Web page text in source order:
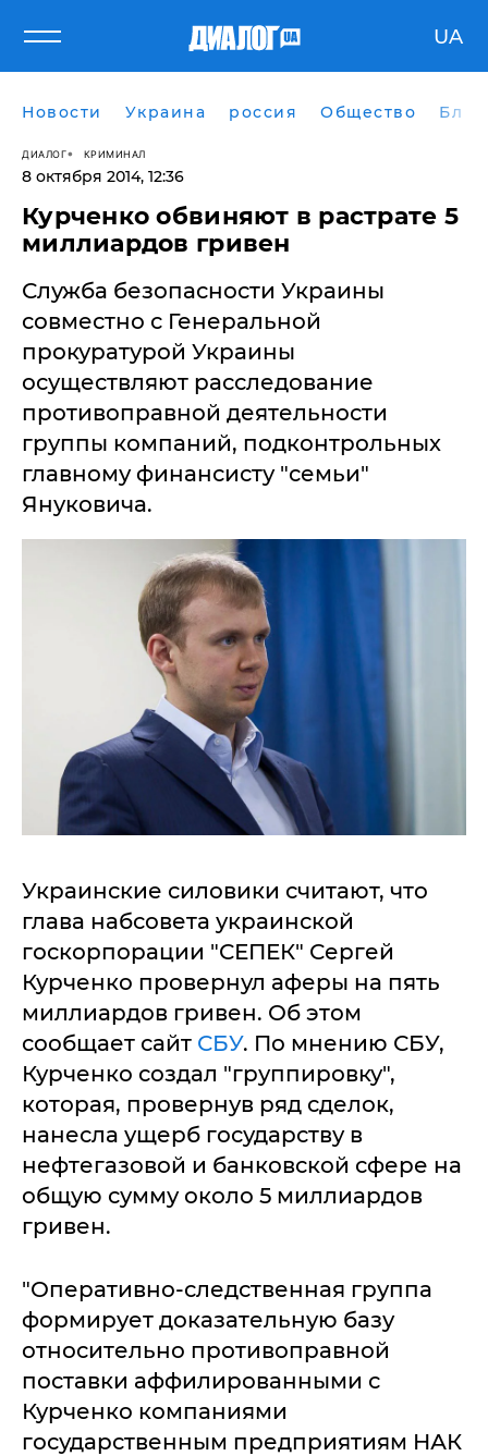
UA
Новости Украина россия Общество
ДИАЛОГ КРИМИНАЛ
8 октября 2014, 12:36
Курченко обвиняют в растрате 5
миллиардов гривен
Служба безопасности Украины
совместно с Генеральной
прокуратурой Украины
осуществляют расследование
противоправной деятельности
группы компаний, подконтрольных
главному финансисту "семьи"
Януковича.
Украинские силовики считают, что
глава набсовета украинской
госкорпорации "СЕПЕК" Сергей
Курченко провернул аферы на пять
миллиардов гривен. Об этом
сообщает сайт СБУ. По мнению СБУ,
Курченко создал "группировку",
которая, провернув ряд сделок,
нанесла ущерб государству в
нефтегазовой и банковской сфере на
общую сумму около 5 миллиардов
гривен.
"Оперативно-следственная группа
формирует доказательную базу
относительно противоправной
поставки аффилированными с
Курченко компаниями
государственным предприятиям НАК